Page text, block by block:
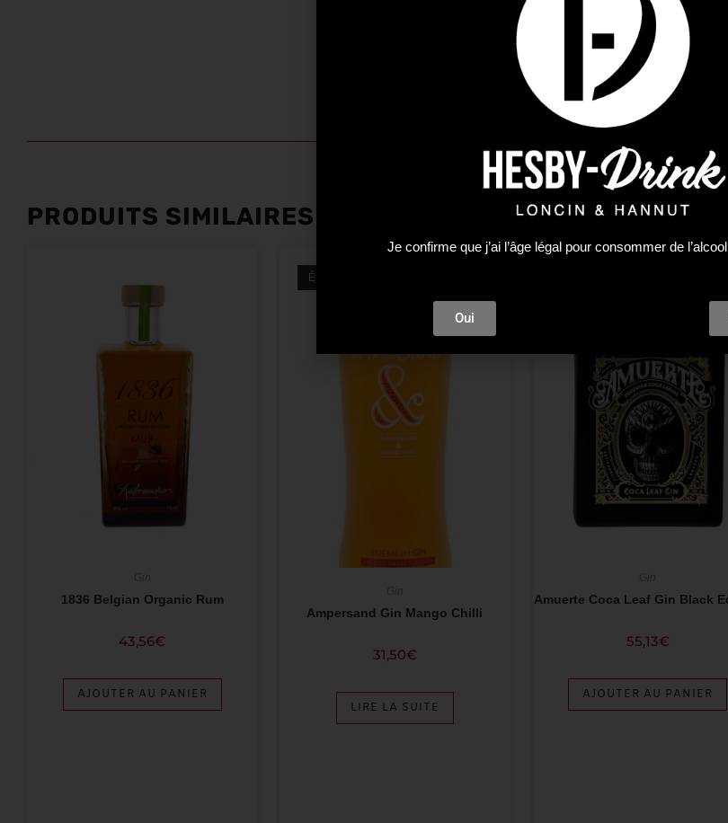
Facultés : Tonifiant,
PRODUITS SIMILAIRES
1836 Belgian Organic Rum
43,56€
AJOUTER AU PANIER
ÉPUISÉ
Ampersand Gin Mango Chilli
31,50€
LIRE LA SUITE
Amuerte Coca Leaf Gin Black
55,13€
AJOUTER AU PANIER
Je confirme que j’ai l’âge légal pour consommer de
Oui